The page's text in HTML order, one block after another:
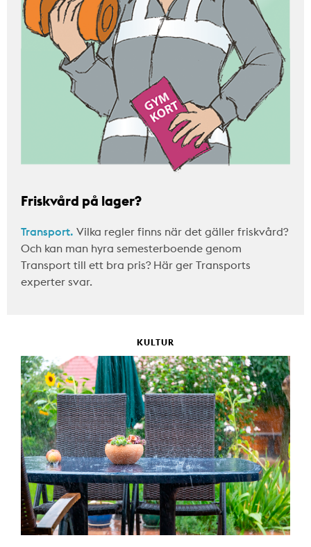
Friskvård på lager?
Transport. Vilka regler finns när det gäller friskvård?
Och kan man hyra semesterboende genom
Transport till ett bra pris? Här ger Transports
experter svar.
KULTUR